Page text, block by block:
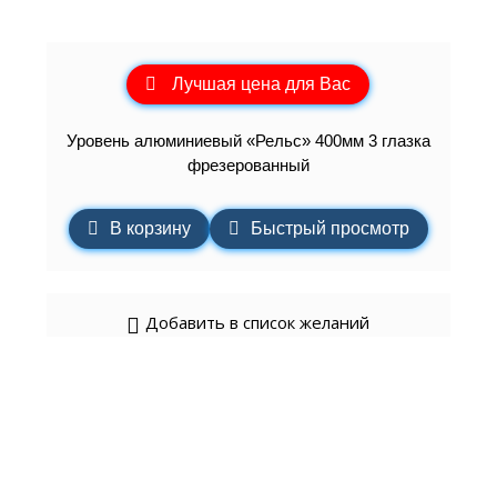
Лучшая цена для Вас
Уровень алюминиевый «Рельс» 400мм 3 глазка
фрезерованный
В корзину Быстрый просмотр
Добавить в список желаний